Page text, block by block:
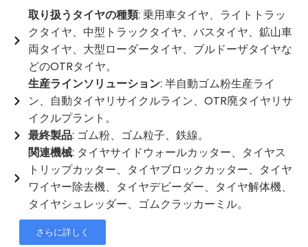
取り扱うタイヤの種類: 乗用車タイヤ、ライトトラッ
クタイヤ、中型トラックタイヤ、バスタイヤ、鉱山車
両タイヤ、大型ローダータイヤ、ブルドーザタイヤな
どのOTRタイヤ。
生産ラインソリューション: 半自動ゴム粉生産ライ
ン、自動タイヤリサイクルライン、OTR廃タイヤリサ
イクルプラント。
最終製品: ゴム粉、ゴム粒子、鉄線。
関連機械: タイヤサイドウォールカッター、タイヤス
トリップカッター、タイヤブロックカッター、タイヤ
ワイヤー除去機、タイヤデビーダー、タイヤ解体機、
タイヤシュレッダー、ゴムクラッカーミル。
さらに詳しく